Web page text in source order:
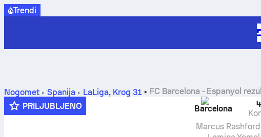
Trendi
Nogomet Španija LaLiga, Krog 31 FC Barcelona - Espanyol
PRILJUBLJENO
Barcelona 4
Marcus Rashford